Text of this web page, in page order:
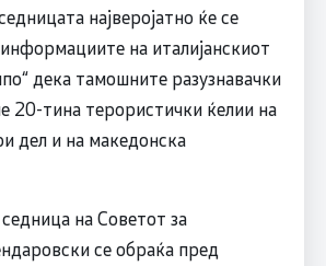
најверојатно ќе се
на италијанскиот
дека тамошните разузнавачки
20-тина терористички ќелии на
дел и на македонска
на Советот за
се обраќа пред